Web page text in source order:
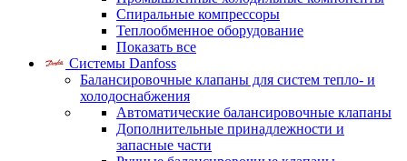
Спиральные компрессоры
Теплообменное оборудование
Показать все
Системы Danfoss
Балансировочные клапаны для систем тепло- и
холодоснабжения
Автоматические балансировочные клапаны
Дополнительные принадлежности и
запасные части